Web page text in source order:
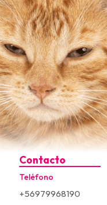
Contacto
Teléfono
+56979968190